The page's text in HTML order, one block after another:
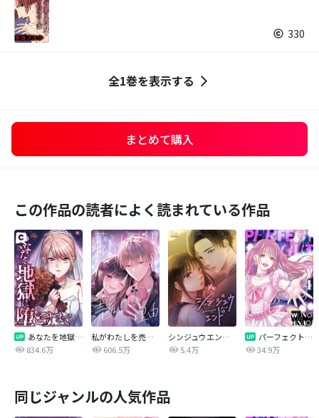
330
全1巻を表示する
まとめて購入
この作品の読者によく読まれている作品
あなたを地獄に堕とすまで
834.6万
私がわたしを売る理由
606.5万
シンジュウエンド【タテヨミ】
5.4万
パーフェクトグリッター
34.9万
同じジャンルの人気作品